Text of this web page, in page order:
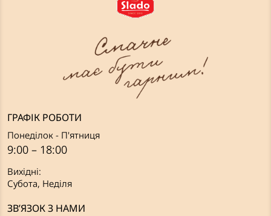
ГРАФІК РОБОТИ
Понеділок - П'ятниця
9:00 – 18:00
Вихідні:
Субота, Неділя
ЗВ’ЯЗОК З НАМИ